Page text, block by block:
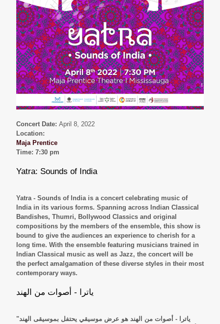
Concert Date: April 8, 2022
Location:
Maja Prentice
Time: 7:30 pm
Yatra: Sounds of India
Yatra - Sounds of India is a concert celebrating music of
India in its various forms. Spanning across Indian Classical
Bandishes, Thumri, Bollywood Classics and original
compositions by the members of the ensemble, this show is
bound to give the audiences an experience to cherish for a
long time. With the ensemble featuring musicians trained in
Indian Classical music as well as Jazz, the concert will be
the perfect amalgamation of these diverse styles in their most
contemporary ways.
ياترا - أصوات من الهند
"ياترا - أصوات من الهند هو عرض موسيقي يحتفل بموسيقى الهند